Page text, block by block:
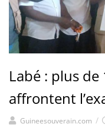
Labé : plus
affrontent
Guineesouverain.com /